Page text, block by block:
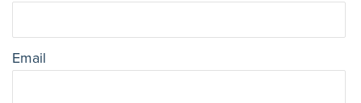
Email